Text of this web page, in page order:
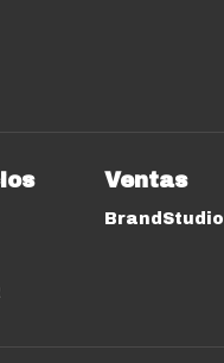
Ventas
BrandStudio